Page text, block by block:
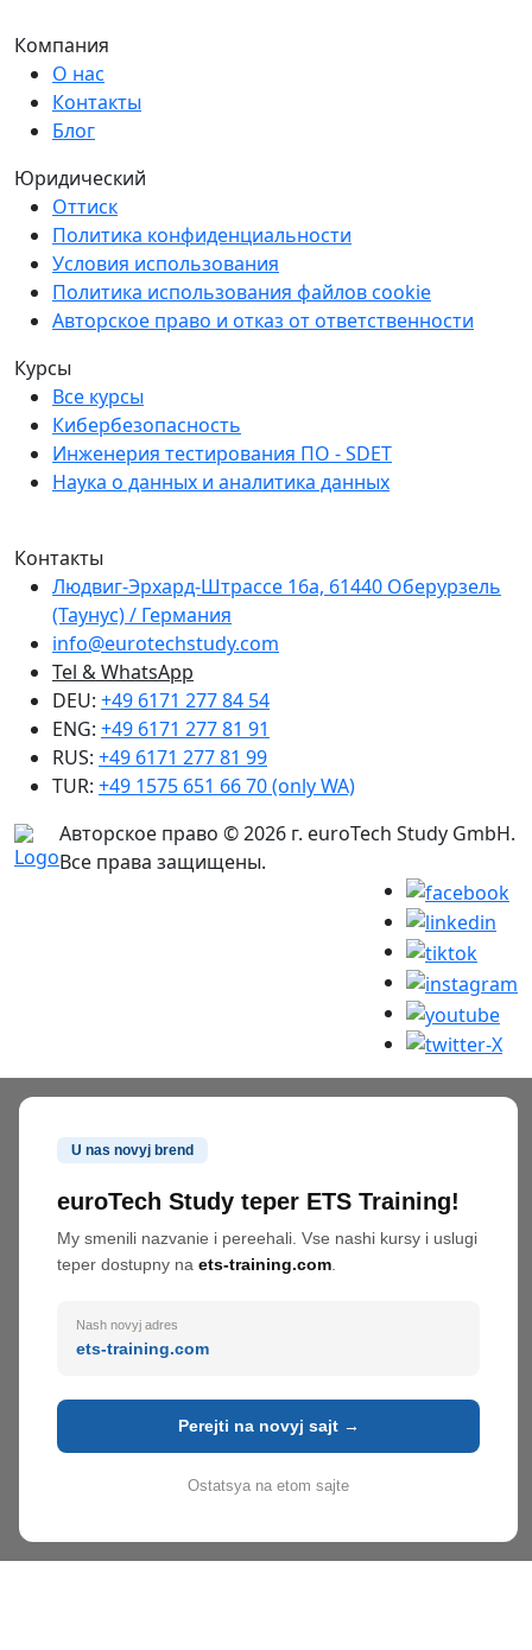
Компания
О нас
Контакты
Блог
Юридический
Оттиск
Политика конфиденциальности
Условия использования
Политика использования файлов cookie
Авторское право и отказ от ответственности
Курсы
Все курсы
Кибербезопасность
Инженерия тестирования ПО - SDET
Наука о данных и аналитика данных
Контакты
Людвиг-Эрхард-Штрассе 16а, 61440 Оберурзель
(Таунус) / Германия
info@eurotechstudy.com
Tel & WhatsApp
DEU: +49 6171 277 84 54
ENG: +49 6171 277 81 91
RUS: +49 6171 277 81 99
TUR: +49 1575 651 66 70 (only WA)
Авторское право © 2026 г. euroTech Study GmbH.
Все права защищены.
U nas novyj brend
euroTech Study teper ETS Training!
My smenili nazvanie i pereehali. Vse nashi kursy i uslugi
teper dostupny na ets-training.com.
Nash novyj adres
ets-training.com
Perejti na novyj sajt →
Ostatsya na etom sajte